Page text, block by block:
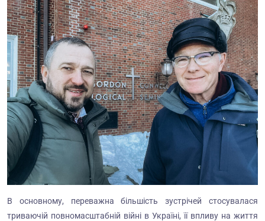
В основному, переважна більшість зустрічей стосувалася
триваючій повномасштабній війні в Україні, її впливу на життя